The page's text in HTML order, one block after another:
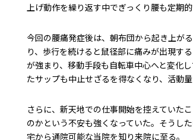
上げ動作を繰り返す中でぎっくり腰も定期
今回の腰痛発症後は、朝布団から起き上が
り、歩行を続けると鼠径部に痛みが出現す
が強まり、移動手段も自転車中心へと変化
たサップも中止せざるを得なくなり、活動
さらに、新天地での仕事開始を控えていた
のかという不安も強くなっていた。そうし
宅から通院可能な当院を知り来院に至る。